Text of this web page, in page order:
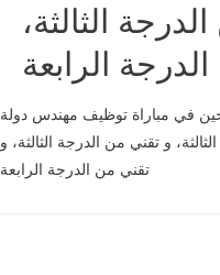
الثالثة،
الرابعة
في مباراة توظيف مهندس دولة
و تقني من الدرجة الثالثة، و
تقني من الدرجة الرابعة